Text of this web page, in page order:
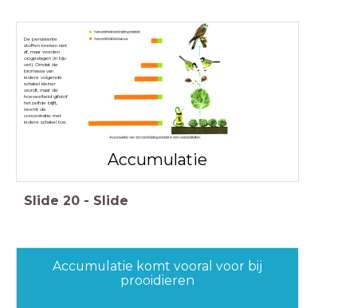
Accumulatie
De persistente
stoffen breken niet
af, maar worden
opgeslagen (in bijv
vet). Omdat de
biomassa van
iedere volgende
schakel kleiner
wordt, maar de
hoeveelheid gifstof
hetzelfde blijft,
neemt de
concentratie met
iedere schakel toe.
Slide 20 - Slide
Accumulatie komt vooral voor bij
prooidieren